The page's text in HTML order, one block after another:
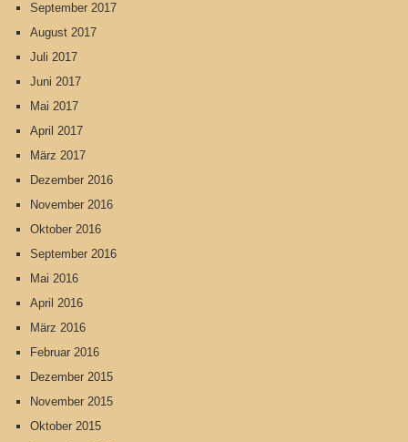
September 2017
August 2017
Juli 2017
Juni 2017
Mai 2017
April 2017
März 2017
Dezember 2016
November 2016
Oktober 2016
September 2016
Mai 2016
April 2016
März 2016
Februar 2016
Dezember 2015
November 2015
Oktober 2015